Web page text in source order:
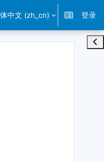
中文 ‎(zh_cn)‎ 登录
打